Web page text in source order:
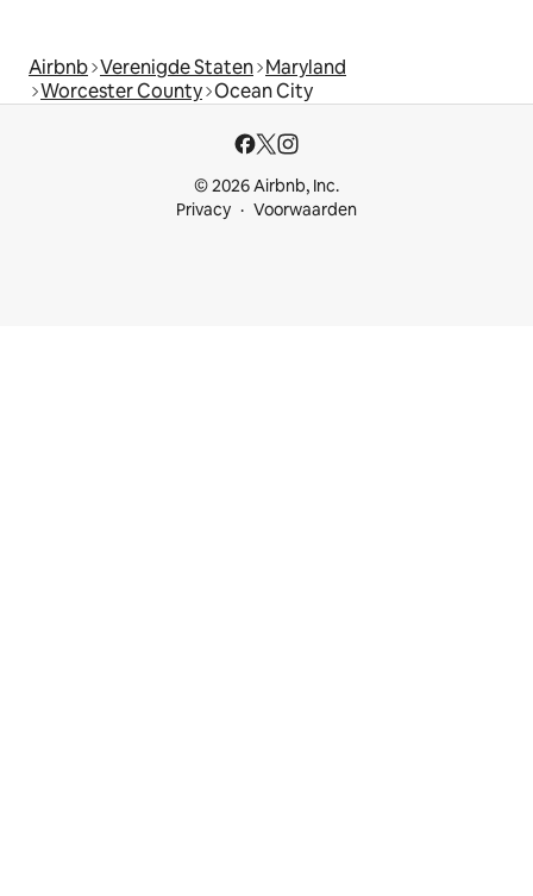
Airbnb Verenigde Staten Maryland
Worcester County Ocean City
© 2026 Airbnb, Inc.
Privacy
Voorwaarden